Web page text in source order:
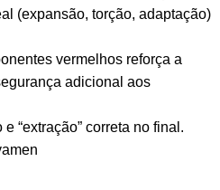
(expansão, torção, adaptação)
vermelhos reforça a
adicional aos
“extração” correta no final.